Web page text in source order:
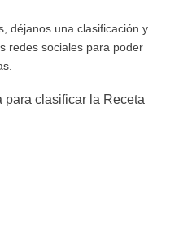
déjanos una clasificación y
redes sociales para poder
para clasificar la Receta